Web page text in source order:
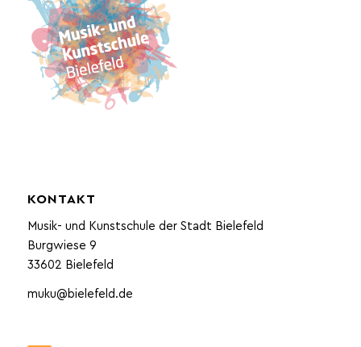
KONTAKT
Musik- und Kunstschule der Stadt Bielefeld
Burgwiese 9
33602 Bielefeld
muku@bielefeld.de